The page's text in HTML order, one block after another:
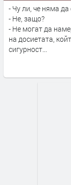
- Чу ли, че няма
- Не, защо?
- Не могат да
на досиетата,
сигурност...